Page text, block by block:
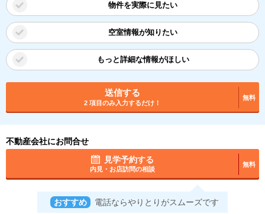
物件を実際に見たい
空室情報が知りたい
もっと詳細な情報がほしい
送信する
2 項目のみ入力するだけ！
無料
不動産会社にお問合せ
見学予約する
内見・お店訪問の相談
無料
おすすめ 電話ならやりとりがスムーズです